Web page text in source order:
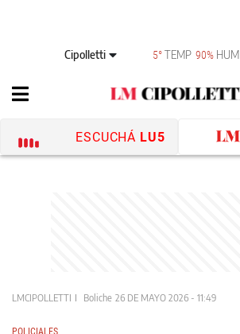
Cipolletti 5° TEMP 90% HUM
ESCUCHÁ LU5
LMCIPOLLETTI Boliche 26 DE MAYO 2026 - 11:49
POLICIALES